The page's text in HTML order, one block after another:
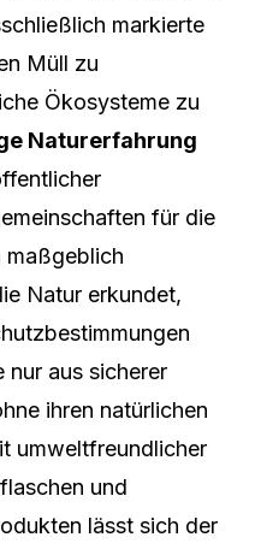
markierte
Müll zu
Ökosysteme zu
Naturerfahrung
für die
maßgeblich
Natur erkundet,
nur aus sicherer
ihren natürlichen
umweltfreundlicher
und
lässt sich der